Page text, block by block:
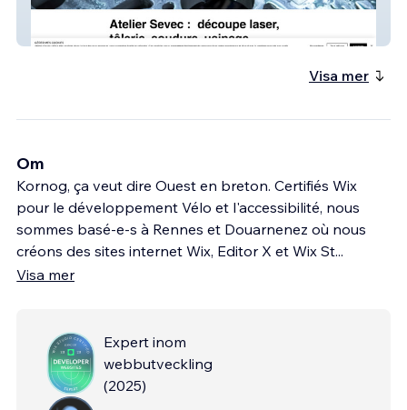
Atelier Sevec
Visa mer
Om
Kornog, ça veut dire Ouest en breton. Certifiés Wix
pour le développement Vélo et l'accessibilité, nous
sommes basé-e-s à Rennes et Douarnenez où nous
créons des sites internet Wix, Editor X et Wix St...
Visa mer
Expert inom
webbutveckling
(2025)